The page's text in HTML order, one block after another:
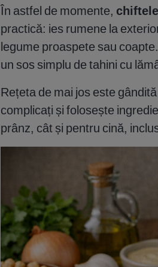
În astfel de momente,
practică: ies rumene la
legume proaspete sau
un sos simplu de tahini cu
Rețeta de mai jos este
complicați și folosește
prânz, cât și pentru cină,